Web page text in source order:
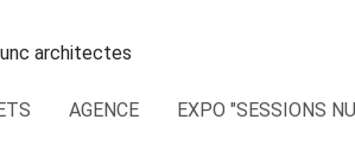
AGENCE EXPO "SESSIONS